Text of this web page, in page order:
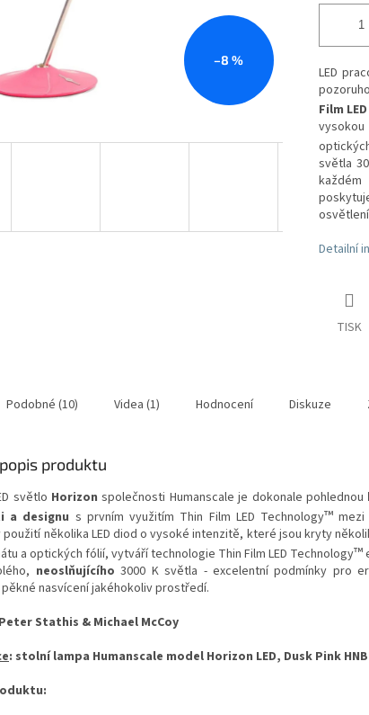
–8 %
LED
Film
světla
Detailní
TISK
Podobné (10) Videa (1) Hodnocení Diskuze
produktu
světlo Horizon společnosti Humanscale je dokonale pohlednou
a designu s prvním využitím Thin Film LED Technology™mezi
použití několika LED diod o vysoké intenzitě, které jsou kryty
a optických fólií, vytváří technologie Thin Film LED Technology™
neoslňujícího 3000 K světla - excelentní podmínky pro
nasvícení jakéhokoliv prostředí.
Stathis & Michael McCoy
: stolní lampa Humanscale model Horizon LED, Dusk Pink